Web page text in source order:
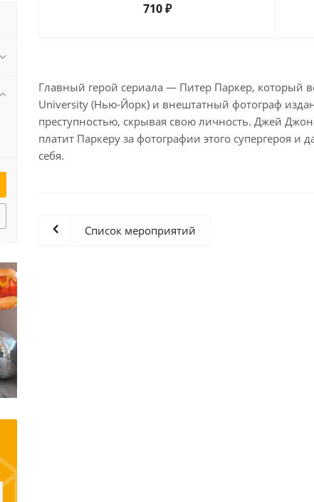
710₽
Главный герой сериала — Питер Паркер, который
University (Нью-Йорк) и внештатный фотограф
преступностью, скрывая свою личность. Джей
платит Паркеру за фотографии этого супергероя и
себя.
Список мероприятий